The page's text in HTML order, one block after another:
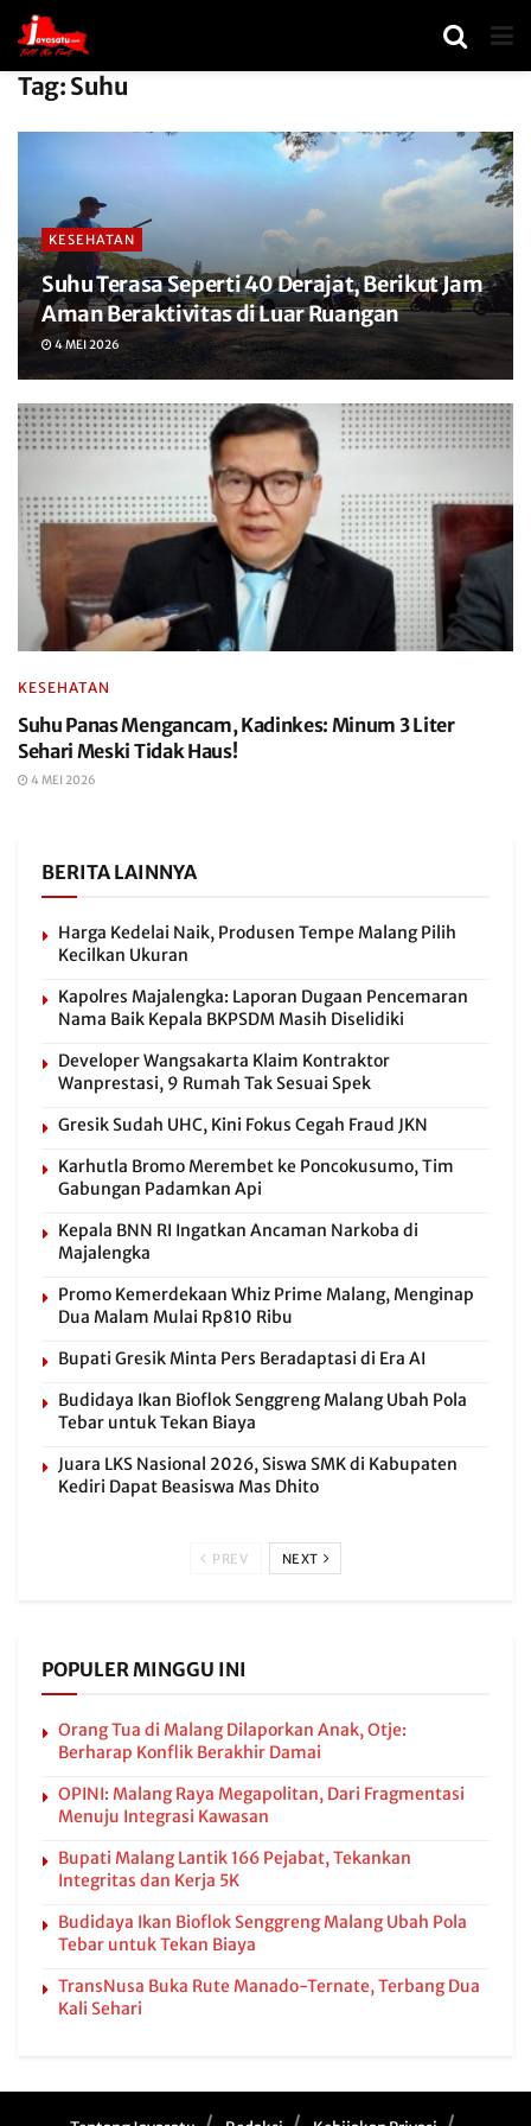
Tag: Suhu
KESEHATAN
Suhu Terasa Seperti 40 Derajat, Berikut Jam
Aman Beraktivitas di Luar Ruangan
4 MEI 2026
KESEHATAN
Suhu Panas Mengancam, Kadinkes: Minum 3 Liter
Sehari Meski Tidak Haus!
4 MEI 2026
BERITA LAINNYA
Harga Kedelai Naik, Produsen Tempe Malang Pilih
Kecilkan Ukuran
Kapolres Majalengka: Laporan Dugaan Pencemaran
Nama Baik Kepala BKPSDM Masih Diselidiki
Developer Wangsakarta Klaim Kontraktor
Wanprestasi, 9 Rumah Tak Sesuai Spek
Gresik Sudah UHC, Kini Fokus Cegah Fraud JKN
Karhutla Bromo Merembet ke Poncokusumo, Tim
Gabungan Padamkan Api
Kepala BNN RI Ingatkan Ancaman Narkoba di
Majalengka
Promo Kemerdekaan Whiz Prime Malang, Menginap
Dua Malam Mulai Rp810 Ribu
Bupati Gresik Minta Pers Beradaptasi di Era AI
Budidaya Ikan Bioflok Senggreng Malang Ubah Pola
Tebar untuk Tekan Biaya
Juara LKS Nasional 2026, Siswa SMK di Kabupaten
Kediri Dapat Beasiswa Mas Dhito
PREV NEXT
POPULER MINGGU INI
Orang Tua di Malang Dilaporkan Anak, Otje:
Berharap Konflik Berakhir Damai
OPINI: Malang Raya Megapolitan, Dari Fragmentasi
Menuju Integrasi Kawasan
Bupati Malang Lantik 166 Pejabat, Tekankan
Integritas dan Kerja 5K
Budidaya Ikan Bioflok Senggreng Malang Ubah Pola
Tebar untuk Tekan Biaya
TransNusa Buka Rute Manado-Ternate, Terbang Dua
Kali Sehari